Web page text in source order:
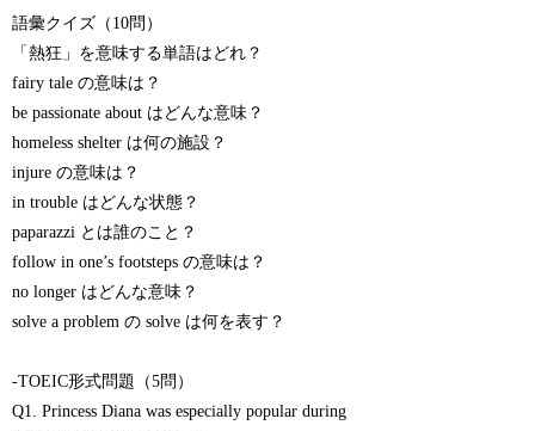
語彙クイズ（10問）
「熱狂」を意味する単語はどれ？
fairy tale の意味は？
be passionate about はどんな意味？
homeless shelter は何の施設？
injure の意味は？
in trouble はどんな状態？
paparazzi とは誰のこと？
follow in one’s footsteps の意味は？
no longer はどんな意味？
solve a problem の solve は何を表す？
-TOEIC形式問題（5問）
Q1. Princess Diana was especially popular during